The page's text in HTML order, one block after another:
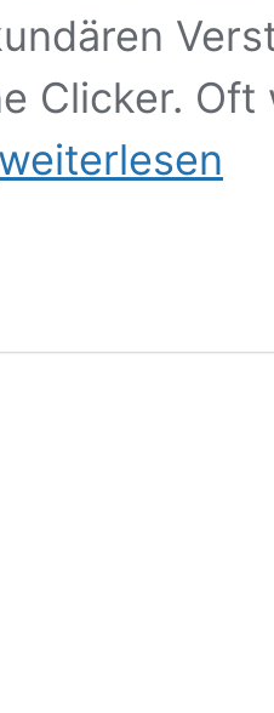
Clicker.
Clickertraining
weiterlesen